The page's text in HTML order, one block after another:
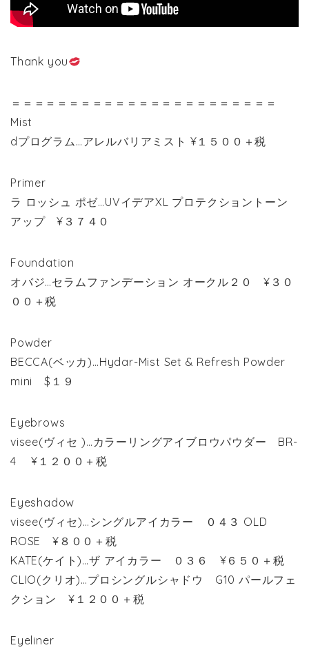
Thank you
＝＝＝＝＝＝＝＝＝＝＝＝＝＝＝＝＝＝＝＝＝＝＝
Mist
dプログラム…アレルバリアミスト ¥１５００＋税
Primer
ラ ロッシュ ポゼ…UVイデアXL プロテクショントーン
アップ ¥３７４０
Foundation
オバジ…セラムファンデーション オークル２０ ¥３０
００＋税
Powder
BECCA(ベッカ)…Hydar-Mist Set & Refresh Powder
mini $１９
Eyebrows
visee(ヴィセ )…カラーリングアイブロウパウダー BR-
4 ¥１２００＋税
Eyeshadow
visee(ヴィセ)…シングルアイカラー ０４３ OLD
ROSE ¥８００＋税
KATE(ケイト)…ザ アイカラー ０３６ ¥６５０＋税
CLIO(クリオ)…プロシングルシャドウ G10 パールフェ
クション ¥１２００＋税
Eyeliner